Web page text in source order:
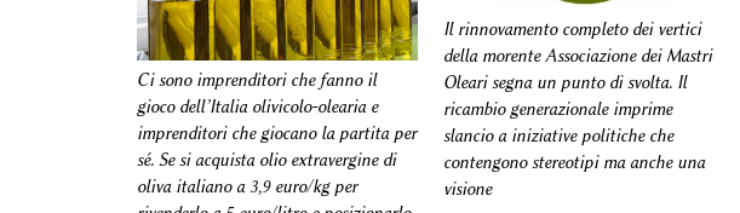
Ci sono imprenditori che fanno il
gioco dell’Italia olivicolo-olearia e
imprenditori che giocano la partita per
sé. Se si acquista olio extravergine di
oliva italiano a 3,9 euro/kg per
Il rinnovamento completo dei vertici
della morente Associazione dei Mastri
Oleari segna un punto di svolta. Il
ricambio generazionale imprime
slancio a iniziative politiche che
contengono stereotipi ma anche una
visione